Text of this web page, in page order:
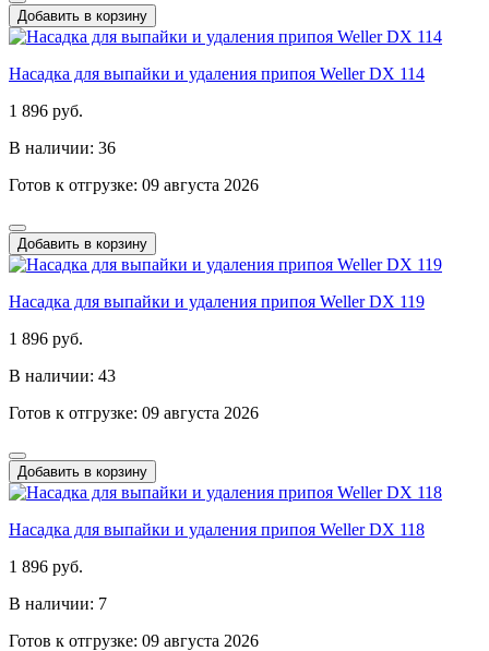
Добавить в корзину
Насадка для выпайки и удаления припоя Weller DX 114
1 896 руб.
В наличии: 36
Готов к отгрузке: 09 августа 2026
Добавить в корзину
Насадка для выпайки и удаления припоя Weller DX 119
1 896 руб.
В наличии: 43
Готов к отгрузке: 09 августа 2026
Добавить в корзину
Насадка для выпайки и удаления припоя Weller DX 118
1 896 руб.
В наличии: 7
Готов к отгрузке: 09 августа 2026